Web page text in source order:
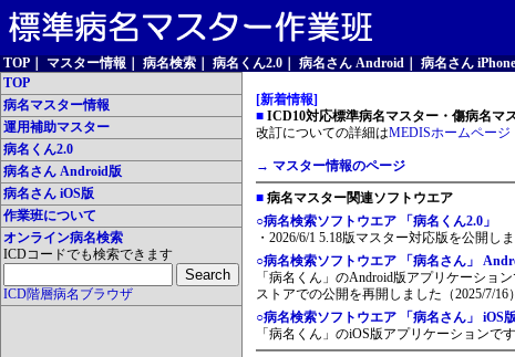
TOP マスター情報 病名検索 病名くん2.0 病名さん Android 病名さん iPhone
TOP
病名マスター情報
運用補助マスター
病名くん2.0
病名さん Android版
病名さん iOS版
作業班について
オンライン病名検索
ICDコードでも検索できます
ICD階層病名ブラウザ
[新着情報]
■ ICD10対応標準病名マスター・傷病名マ
改訂についての詳細はMEDISホームページ
→ マスター情報のページ
■ 病名マスター関連ソフトウエア
○病名検索ソフトウエア 「病名くん2.0」
・2026/6/1 5.18版マスター対応版を公開し
○病名検索ソフトウエア 「病名さん」
「病名くん」のAndroid版アプリケーショ
ストアでの公開を再開しました（2025/7/16）
○病名検索ソフトウエア 「病名さん」 iOS
「病名くん」のiOS版アプリケーションで